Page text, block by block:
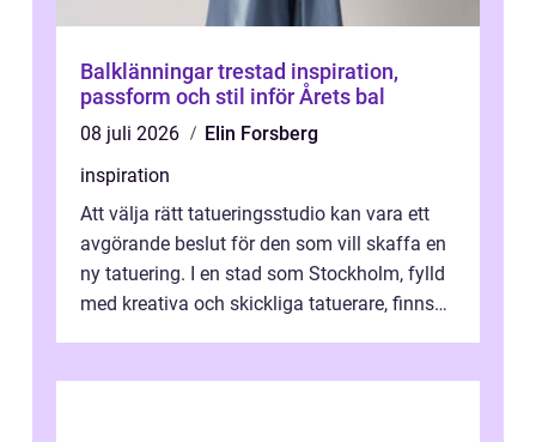
Balklänningar trestad inspiration,
passform och stil inför Årets bal
08 juli 2026
Elin Forsberg
inspiration
Att välja rätt tatueringsstudio kan vara ett
avgörande beslut för den som vill skaffa en
ny tatuering. I en stad som Stockholm, fylld
med kreativa och skickliga tatuerare, finns